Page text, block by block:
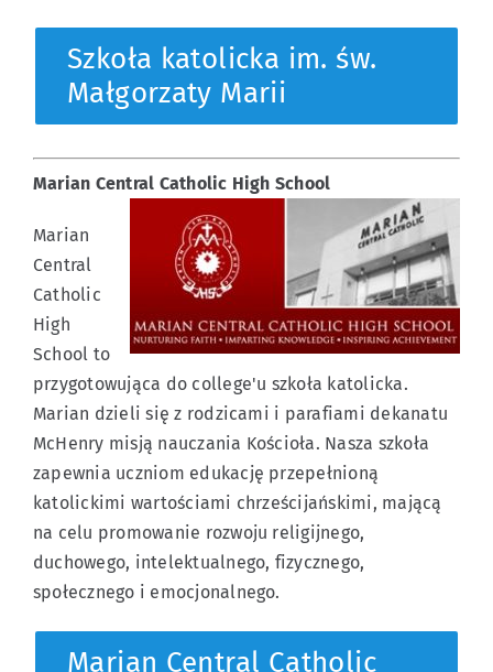
Szkoła katolicka im. św.
Małgorzaty Marii
Marian Central Catholic High School
Marian
Central
Catholic
High
School to
przygotowująca do college'u szkoła katolicka.
Marian dzieli się z rodzicami i parafiami dekanatu
McHenry misją nauczania Kościoła. Nasza szkoła
zapewnia uczniom edukację przepełnioną
katolickimi wartościami chrześcijańskimi, mającą
na celu promowanie rozwoju religijnego,
duchowego, intelektualnego, fizycznego,
społecznego i emocjonalnego.
Marian Central Catholic